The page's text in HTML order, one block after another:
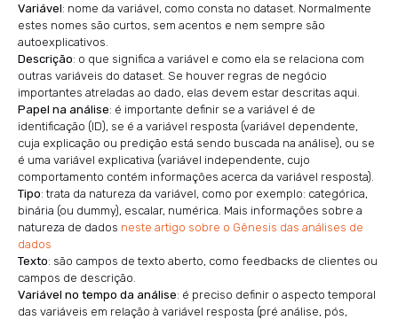
Variável: nome da variável, como consta no dataset. Normalmente
estes nomes são curtos, sem acentos e nem sempre são
autoexplicativos.
Descrição: o que significa a variável e como ela se relaciona com
outras variáveis do dataset. Se houver regras de negócio
importantes atreladas ao dado, elas devem estar descritas aqui.
Papel na análise: é importante definir se a variável é de
identificação (ID), se é a variável resposta (variável dependente,
cuja explicação ou predição está sendo buscada na análise), ou se
é uma variável explicativa (variável independente, cujo
comportamento contém informações acerca da variável resposta).
Tipo: trata da natureza da variável, como por exemplo: categórica,
binária (ou dummy), escalar, numérica. Mais informações sobre a
natureza de dados neste artigo sobre o Gênesis das análises de
dados
Texto: são campos de texto aberto, como feedbacks de clientes ou
campos de descrição.
Variável no tempo da análise: é preciso definir o aspecto temporal
das variáveis em relação à variável resposta (pré análise, pós,